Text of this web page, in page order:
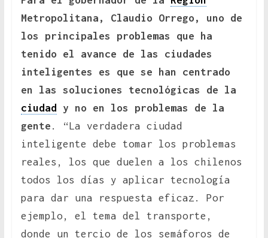
Metropolitana, Claudio Orrego, uno de
los principales problemas que ha
tenido el avance de las ciudades
inteligentes es que se han centrado
en las soluciones tecnológicas de la
ciudad
y no en los problemas de la
gente . “La verdadera ciudad
inteligente debe tomar los problemas
reales, los que duelen a los chilenos
todos los días y aplicar tecnología
para dar una respuesta eficaz. Por
ejemplo, el tema del transporte,
donde un tercio de los semáforos de